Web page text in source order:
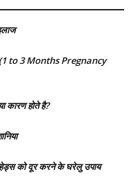
(1 to 3 Months Pregnancy
होते है?
को दूर करने के घरेलु उपाय